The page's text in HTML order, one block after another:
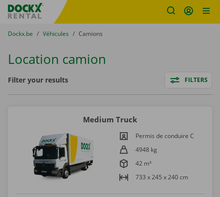
sitename
You are here:
du
Dockx.be to
Véhicules to
Camions
Location camion
Filters
Filter your results FILTERS
Medium Truck
Permis de conduire C
4948 kg
42 m³
733 x 245 x 240 cm